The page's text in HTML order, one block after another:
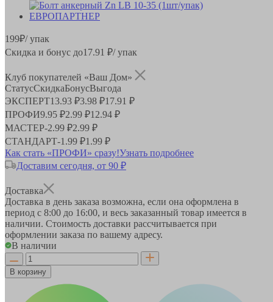
199₽/ упак
Скидка и бонус до17.91 ₽/ упак
Клуб покупателей «Ваш Дом»
СтатусСкидкаБонусВыгода
ЭКСПЕРТ13.93 ₽3.98 ₽17.91 ₽
ПРОФИ9.95 ₽2.99 ₽12.94 ₽
МАСТЕР-2.99 ₽2.99 ₽
СТАНДАРТ-1.99 ₽1.99 ₽
Как стать «ПРОФИ» сразу!Узнать подробнее
Доставим сегодня, от 90 ₽
Доставка
Доставка в день заказа возможна, если она оформлена в
период с 8:00 до 16:00, и весь заказанный товар имеется в
наличии. Стоимость доставки рассчитывается при
оформлении заказа по вашему адресу.
В наличии
В корзину